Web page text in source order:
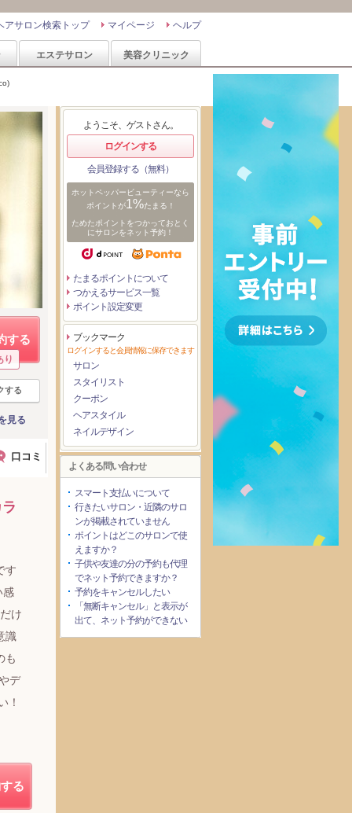
ヘルプ
マイページ
アサロン検索トップ
エステサロン 美容クリニック
する
り
する
見る
口コミ
す
け
識
も
デ
！
る
ようこそ、ゲストさん。
ログインする
会員登録する（無料）
ホットペッパービューティーなら
ポイントが1%たまる！
ためたポイントをつかっておとく
にサロンをネット予約！
たまるポイントについて
つかえるサービス一覧
ポイント設定変更
ブックマーク
ログインすると会員情報に保存できます
サロン
スタイリスト
クーポン
ヘアスタイル
ネイルデザイン
よくある問い合わせ
スマート支払いについて
行きたいサロン・近隣のサロ
ンが掲載されていません
ポイントはどこのサロンで使
えますか？
子供や友達の分の予約も代理
でネット予約できますか？
予約をキャンセルしたい
「無断キャンセル」と表示が
出て、ネット予約ができない